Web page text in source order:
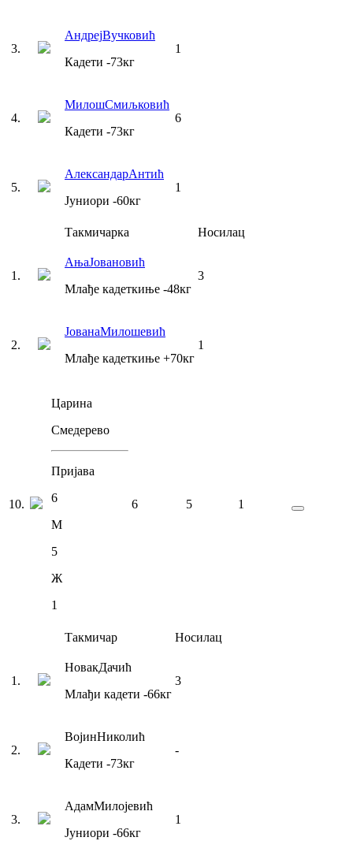
3.
АндрејВучковић
Кадети -73кг
1
4.
МилошСмиљковић
Кадети -73кг
6
5.
АлександарАнтић
Јуниори -60кг
1
Такмичарка Носилац
1 .
АњаЈовановић
Млађе кадеткиње -48кг
3
2.
ЈованаМилошевић
Млађе кадеткиње +70кг
1
10.
Царина
Смедерево
Пријава
6
М
5
Ж
1
6 5 1
Такмичар Носилац
1 .
НовакДачић
Млађи кадети -66кг
3
2.
ВојинНиколић
Кадети -73кг
-
3.
АдамМилојевић
Јуниори -66кг
1